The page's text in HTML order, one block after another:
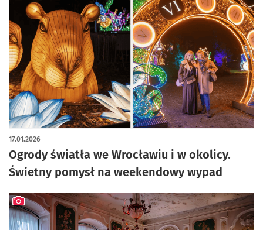
Ogrody światła we Wrocławiu i w okolicy.
Świetny pomysł na weekendowy wypad
17.01.2026
artykuł z galerią zdjęć